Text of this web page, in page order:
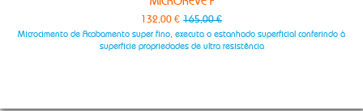
de Acabamento super fino, executa o estanhado superficial conferindo à
superficie propriedades de ultra resistência